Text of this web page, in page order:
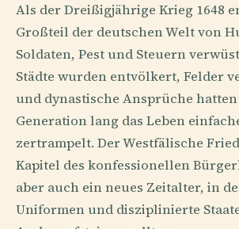
Als der Dreißigjährige Krieg 1648
Großteil der deutschen Welt von
Soldaten, Pest und Steuern
Städte wurden entvölkert, Felder
und dynastische Ansprüche
Generation lang das Leben
zertrampelt. Der Westfälische
Kapitel des konfessionellen
aber auch ein neues Zeitalter, in
Uniformen und disziplinierte